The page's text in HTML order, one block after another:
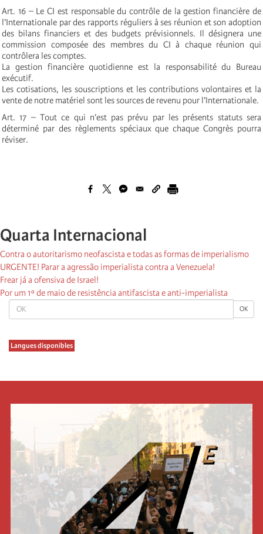
OK OK
Langues disponibles
Art. 16 – Le CI est responsable du contrôle de la gestion financière de
l’Internationale par des rapports réguliers à ses réunion et son adoption
des bilans financiers et des budgets prévisionnels. Il désignera une
commission composée des membres du CI à chaque réunion qui
contrôlera les comptes.
La gestion financière quotidienne est la responsabilité du Bureau
exécutif.
Les cotisations, les souscriptions et les contributions volontaires et la
vente de notre matériel sont les sources de revenu pour l’Internationale.
Art. 17 – Tout ce qui n’est pas prévu par les présents statuts sera
déterminé par des règlements spéciaux que chaque Congrès pourra
réviser.
Quarta Internacional
Contra o autoritarismo neofascista e todas as formas de imperialismo
URGENTE! Parar a agressão imperialista contra a Venezuela!
Frear já a ofensiva de Israel!
Por um 1º de maio de resistência antifascista e anti-imperialista